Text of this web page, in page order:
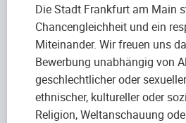
Die Stadt Frankfurt am Main
Chancengleichheit und ein
Miteinander. Wir freuen uns
Bewerbung unabhängig von
geschlechtlicher oder
ethnischer, kultureller oder
Religion, Weltanschauung